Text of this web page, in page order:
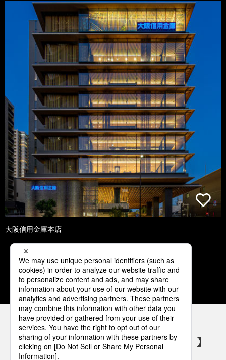
大阪信用金庫本店
1 2 3 4 5
パナソニックの電気設備 SNSアカウント